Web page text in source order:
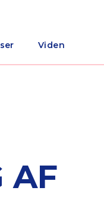
Viden
AF